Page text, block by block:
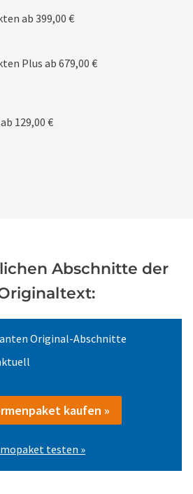
ab 399,00 €
Plus ab 679,00 €
ab 129,00 €
Abschnitte der
Original-Abschnitte
kaufen »
testen »